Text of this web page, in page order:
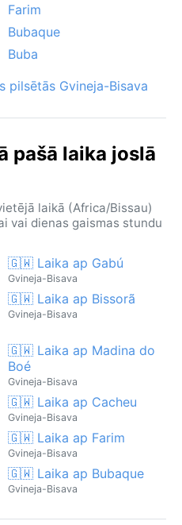
Farim
Bubaque
Buba
pilsētās Gvineja-Bisava
pašā laika joslā
laikā (Africa/Bissau)
vai dienas gaismas stundu
🇬🇼 Laika ap Gabú
Gvineja-Bisava
🇬🇼 Laika ap Bissorã
Gvineja-Bisava
🇬🇼 Laika ap Madina do
Boé
Gvineja-Bisava
🇬🇼 Laika ap Cacheu
Gvineja-Bisava
🇬🇼 Laika ap Farim
Gvineja-Bisava
🇬🇼 Laika ap Bubaque
Gvineja-Bisava